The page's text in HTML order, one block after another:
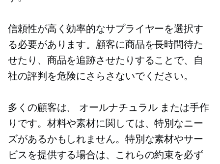
信頼性が高く効率的なサプライヤーを選択す
る必要があります。顧客に商品を長時間待た
せたり、商品を追跡させたりすることで、自
社の評判を危険にさらさないでください。
多くの顧客は、 オールナチュラルまたは手作
りです。材料や素材に関しては、特別なニー
ズがあるかもしれません。特別な素材やサー
ビスを提供する場合は、これらの約束を必ず